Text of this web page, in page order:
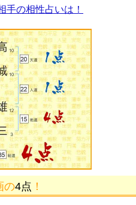
手の相性占いは！
の4点 ！